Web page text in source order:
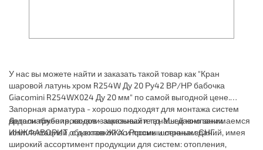
У нас вы можете найти и заказать такой товар как "Кран
шаровой латунь хром R254W Ду 20 Ру42 ВР/НР бабочка
Giacomini R254WX024 Ду 20 мм" по самой выгодной цене.
Запорная арматура - хорошо подходят для монтажа систем
водоснабжения, канализационных и т.д. Мы давно занимаемся
комплектацией объектов ЖКХ и промышленных зданий, имея
широкий ассортимент продукции для систем: отопления,
Детали трубопроводов - заказывайте в нашей компании
ИНЖФАВОРИТ, с доставкой по России и странам СНГ.